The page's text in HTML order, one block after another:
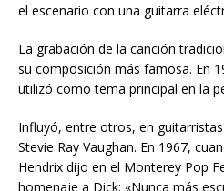
el escenario con una guitarra
La grabación de la canción
su composición más famosa. En
utilizó como tema principal en la
Influyó, entre otros, en
Stevie Ray Vaughan. En 1967,
Hendrix dijo en el Monterey Pop
homenaje a Dick: «Nunca más